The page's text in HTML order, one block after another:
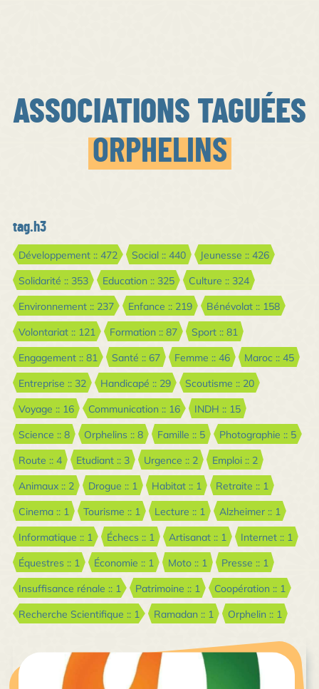
ASSOCIATIONS TAGUÉES
ORPHELINS
tag.h3
Développement :: 472 Social :: 440
Jeunesse :: 426
Solidarité :: 353
Education :: 325
Culture :: 324
Environnement :: 237
Enfance :: 219
Bénévolat :: 158
Volontariat :: 121
Formation :: 87
Sport :: 81
Engagement :: 81
Santé :: 67 Femme :: 46
Maroc :: 45
Entreprise :: 32
Handicapé :: 29
Scoutisme :: 20
Voyage :: 16
Communication :: 16
INDH :: 15
Science :: 8
Orphelins :: 8 Famille :: 5
Photographie :: 5
Route :: 4
Etudiant :: 3 Urgence :: 2
Emploi :: 2
Animaux :: 2
Drogue :: 1 Habitat :: 1
Retraite :: 1
Cinema :: 1
Tourisme :: 1 Lecture :: 1
Alzheimer :: 1
Informatique :: 1
Échecs :: 1 Artisanat :: 1
Internet :: 1
Équestres :: 1
Économie :: 1 Moto :: 1
Presse :: 1
Insuffisance rénale :: 1
Patrimoine :: 1
Coopération :: 1
Recherche Scientifique :: 1
Ramadan :: 1 Orphelin :: 1